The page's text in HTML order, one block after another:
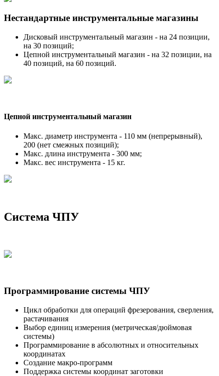
Нестандартные инструментальные магазины
Дисковый инструментальный магазин - на 24 позиции,
на 30 позиций;
Цепной инструментальный магазин - на 32 позиции, на
40 позиций, на 60 позиций.
Цепной инструментальный магазин
Макс. диаметр инструмента - 110 мм (непрерывный),
200 (нет смежных позиций);
Макс. длина инструмента - 300 мм;
Макс. вес инструмента - 15 кг.
Система ЧПУ
Программирование системы ЧПУ
Цикл обработки для операций фрезерования, сверления,
растачивания
Выбор единиц измерения (метрическая/дюймовая
системы)
Программирование в абсолютных и относительных
координатах
Создание макро-программ
Поддержка системы координат заготовки